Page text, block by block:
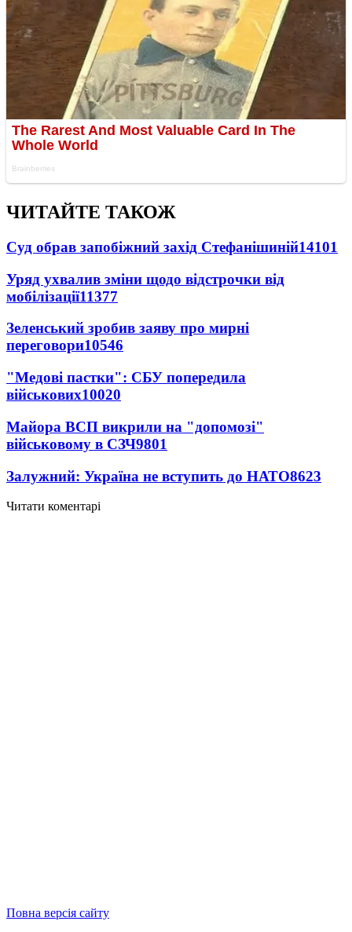
ЧИТАЙТЕ ТАКОЖ
Суд обрав запобіжний захід Стефанішиній14101
Уряд ухвалив зміни щодо відстрочки від
мобілізації11377
Зеленський зробив заяву про мирні
переговори10546
"Медові пастки": СБУ попередила
військових10020
Майора ВСП викрили на "допомозі"
військовому в СЗЧ9801
Залужний: Україна не вступить до НАТО8623
Читати коментарі
Повна версія сайту